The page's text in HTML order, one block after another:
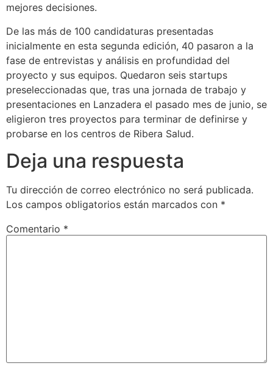
mejores decisiones.
De las más de 100 candidaturas presentadas
inicialmente en esta segunda edición, 40 pasaron a la
fase de entrevistas y análisis en profundidad del
proyecto y sus equipos. Quedaron seis startups
preseleccionadas que, tras una jornada de trabajo y
presentaciones en Lanzadera el pasado mes de junio, se
eligieron tres proyectos para terminar de definirse y
probarse en los centros de Ribera Salud.
Deja una respuesta
Tu dirección de correo electrónico no será publicada.
Los campos obligatorios están marcados con *
Comentario *